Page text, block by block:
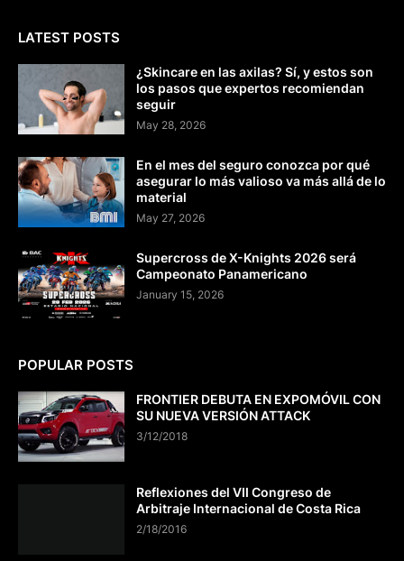
LATEST POSTS
¿Skincare en las axilas? Sí, y estos son
los pasos que expertos recomiendan
seguir
May 28, 2026
En el mes del seguro conozca por qué
asegurar lo más valioso va más allá de lo
material
May 27, 2026
Supercross de X-Knights 2026 será
Campeonato Panamericano
January 15, 2026
POPULAR POSTS
FRONTIER DEBUTA EN EXPOMÓVIL CON
SU NUEVA VERSIÓN ATTACK
3/12/2018
Reflexiones del VII Congreso de
Arbitraje Internacional de Costa Rica
2/18/2016